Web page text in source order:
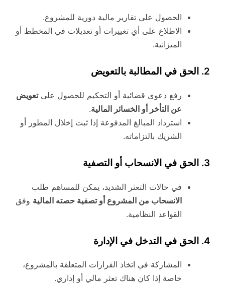
الحصول على تقارير مالية دورية للمشروع.
الاطلاع على أي تغييرات أو تعديلات في المخطط أو
الميزانية.
2. الحق في المطالبة بالتعويض
رفع دعوى قضائية أو التحكيم للحصول علىتعويض
عن التأخر أو الخسائر المالية.
استرداد المبالغ المدفوعة إذا ثبت إخلال المطور أو
الشريك بالتزاماته.
3. الحق في الانسحاب أو التصفية
في حالات التعثر الشديد، يمكن للمساهم طلب
الانسحاب من المشروع أو تصفية حصته المالية وفق
القواعد النظامية.
4. الحق في التدخل في الإدارة
المشاركة في اتخاذ القرارات المتعلقة بالمشروع،
خاصة إذا كان هناك تعثر مالي أو إداري.